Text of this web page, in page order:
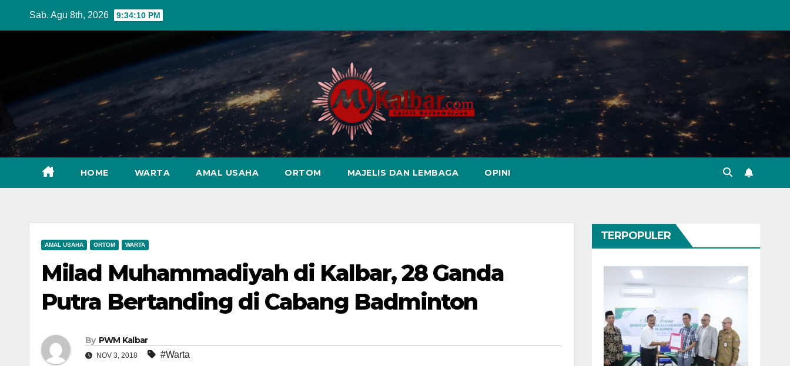
Sab. Agu 8th, 2026 9:34:12 PM
HOME WARTA AMAL USAHA ORTOM MAJELIS DAN LEMBAGA OPINI
AMAL USAHA ORTOM WARTA
Milad Muhammadiyah di Kalbar, 28 Ganda
Putra Bertanding di Cabang Badminton
By PWM Kalbar
NOV 3, 2018 #Warta
TERPOPULER